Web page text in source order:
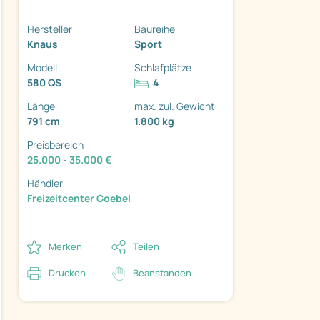
Hersteller
Knaus
Baureihe
Sport
Modell
580 QS
Schlafplätze
4
Länge
791 cm
max. zul. Gewicht
1.800 kg
Preisbereich
25.000 - 35.000 €
Händler
Freizeitcenter Goebel
Merken Teilen
Drucken Beanstanden